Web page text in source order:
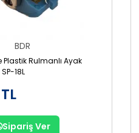
BDR
Plastik Rulmanlı Ayak
18L
Sipariş Ver